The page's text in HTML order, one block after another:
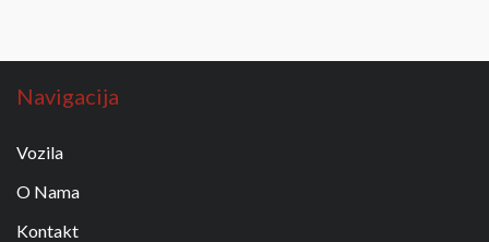
Navigacija
Vozila
O Nama
Kontakt